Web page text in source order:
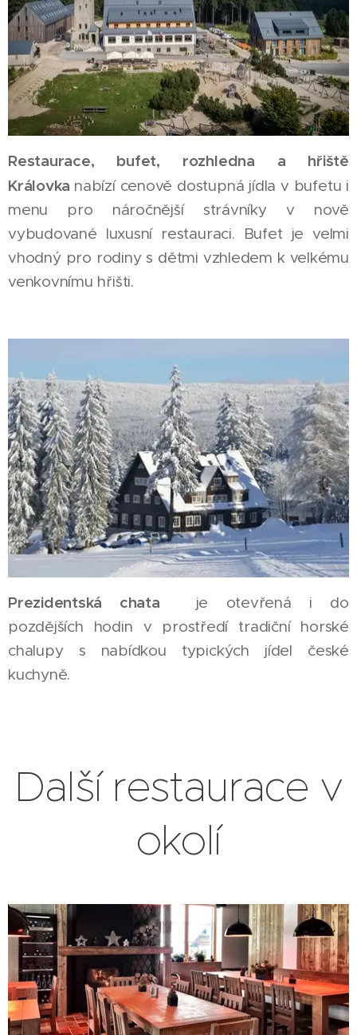
Restaurace, bufet, rozhledna a hřiště
Královka nabízí cenově dostupná jídla v bufetu i
menu pro náročnější strávníky v nově
vybudované luxusní restauraci. Bufet je velmi
vhodný pro rodiny s dětmi vzhledem k velkému
venkovnímu hřišti.
Prezidentská chata je otevřená i do
pozdějších hodin v prostředí tradiční horské
chalupy s nabídkou typických jídel české
kuchyně.
Další restaurace v
okolí